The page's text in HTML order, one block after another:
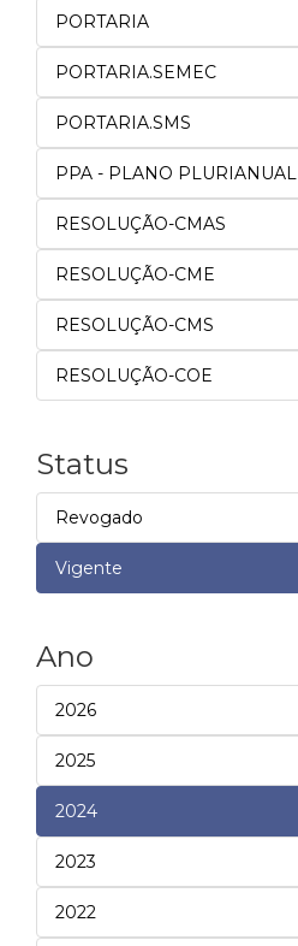
PORTARIA
PORTARIA.SEMEC
PORTARIA.SMS
PPA - PLANO PLURIANUAL
RESOLUÇÃO-CMAS
RESOLUÇÃO-CME
RESOLUÇÃO-CMS
RESOLUÇÃO-COE
Status
Revogado
Vigente
Ano
2026
2025
2024
2023
2022